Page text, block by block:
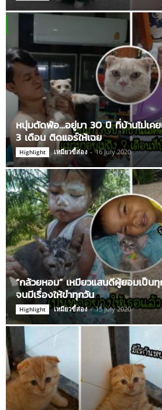
หนุ่มตัดพ้อ…อยู่มา 30 ปี ที่บ้านไม่เค
3 เดือน ติดแอร์ให้เฉย
Highlight เหมียวขี้ส่อง - 16 July 2020
“กล้วยหอม” เหมียวแสนดีผู้ยอมเป็น
จนมีเรื่องให้ขำทุกวัน
Highlight เหมียวขี้ส่อง - 15 July 2020